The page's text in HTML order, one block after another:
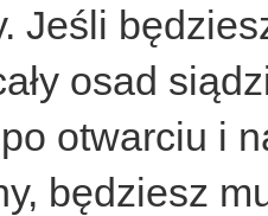
Jeśli
osad
otwarciu i
będziesz